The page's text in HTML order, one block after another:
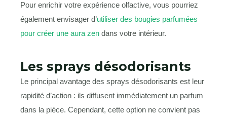
Pour enrichir votre expérience olfactive, vous pourriez
également envisager d’utiliser des bougies parfumées
pour créer une aura zen dans votre intérieur.
Les sprays désodorisants
Le principal avantage des sprays désodorisants est leur
rapidité d’action : ils diffusent immédiatement un parfum
dans la pièce. Cependant, cette option ne convient pas